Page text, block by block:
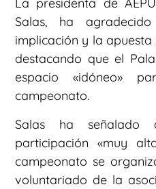
La presidenta de
Salas, ha
implicación y la
destacando que el
espacio «idóneo»
campeonato.
Salas ha señalado
participación «muy
campeonato se
voluntariado de la